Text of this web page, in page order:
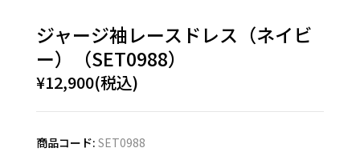
ジャージ袖レースドレス（ネイビ
ー）（SET0988）
¥12,900(税込)
商品コード: SET0988